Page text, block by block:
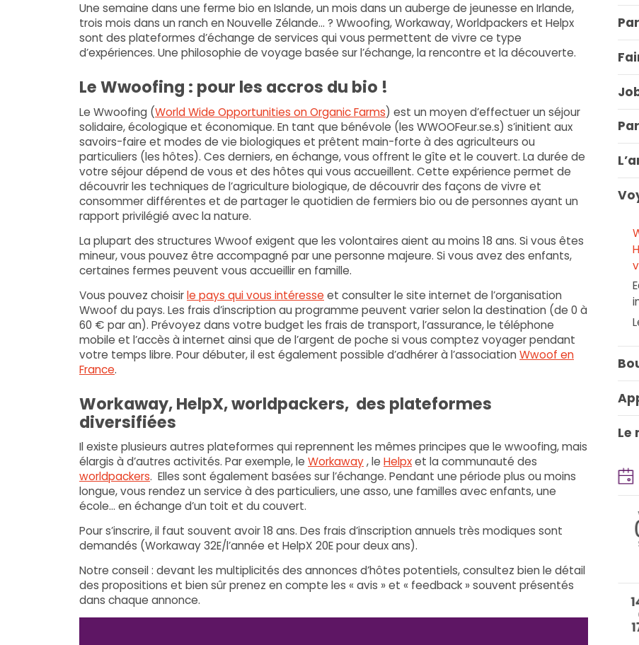
Une semaine dans une ferme bio en Islande, un mois dans un auberge de jeunesse en Irlande,
trois mois dans un ranch en Nouvelle Zélande… ? Wwoofing, Workaway, Worldpackers et Helpx
sont des plateformes d’échange de services qui vous permettent de vivre ce type
d’expériences. Une philosophie de voyage basée sur l’échange, la rencontre et la découverte.
Le Wwoofing : pour les accros du bio !
Le Wwoofing (World Wide Opportunities on Organic Farms) est un moyen d’effectuer un séjour
solidaire, écologique et économique. En tant que bénévole (les WWOOFeur.se.s) s’initient aux
savoirs-faire et modes de vie biologiques et prêtent main-forte à des agriculteurs ou
particuliers (les hôtes). Ces derniers, en échange, vous offrent le gîte et le couvert. La durée de
votre séjour dépend de vous et des hôtes qui vous accueillent. Cette expérience permet de
découvrir les techniques de l’agriculture biologique, de découvrir des façons de vivre et
consommer différentes et de partager le quotidien de fermiers bio ou de personnes ayant un
rapport privilégié avec la nature.
La plupart des structures Wwoof exigent que les volontaires aient au moins 18 ans. Si vous êtes
mineur, vous pouvez être accompagné par une personne majeure. Si vous avez des enfants,
certaines fermes peuvent vous accueillir en famille.
Vous pouvez choisirle pays qui vous intéresseet consulter le site internet de l’organisation
Wwoof du pays. Les frais d’inscription au programme peuvent varier selon la destination (de 0 à
60 € par an). Prévoyez dans votre budget les frais de transport, l’assurance, le téléphone
mobile et l’accès à internet ainsi que de l’argent de poche si vous comptez voyager pendant
votre temps libre. Pour débuter, il est également possible d’adhérer à l’association Wwoof en
France.
Workaway, HelpX, worldpackers, des plateformes
diversifiées
Il existe plusieurs autres plateformes qui reprennent les mêmes principes que le wwoofing, mais
élargis à d’autres activités. Par exemple, le Workaway, le Helpxet la communauté des
worldpackers. Elles sont également basées sur l’échange. Pendant une période plus ou moins
longue, vous rendez un service à des particuliers, une asso, une familles avec enfants, une
école… en échange d’un toit et du couvert.
Pour s’inscrire, il faut souvent avoir 18 ans. Des frais d’inscription annuels très modiques sont
demandés (Workaway 32E/l’année et HelpX 20E pour deux ans).
Notre conseil : devant les multiplicités des annonces d’hôtes potentiels, consultez bien le détail
des propositions et bien sûr prenez en compte les « avis » et « feedback » souvent présentés
dans chaque annonce.
Le